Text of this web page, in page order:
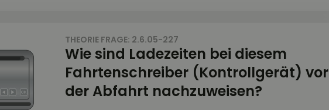
THEORIE FRAGE: 2.6.05-227
Wie sind Ladezeiten bei diesem
Fahrtenschreiber (Kontrollgerät) vor
der Abfahrt nachzuweisen?